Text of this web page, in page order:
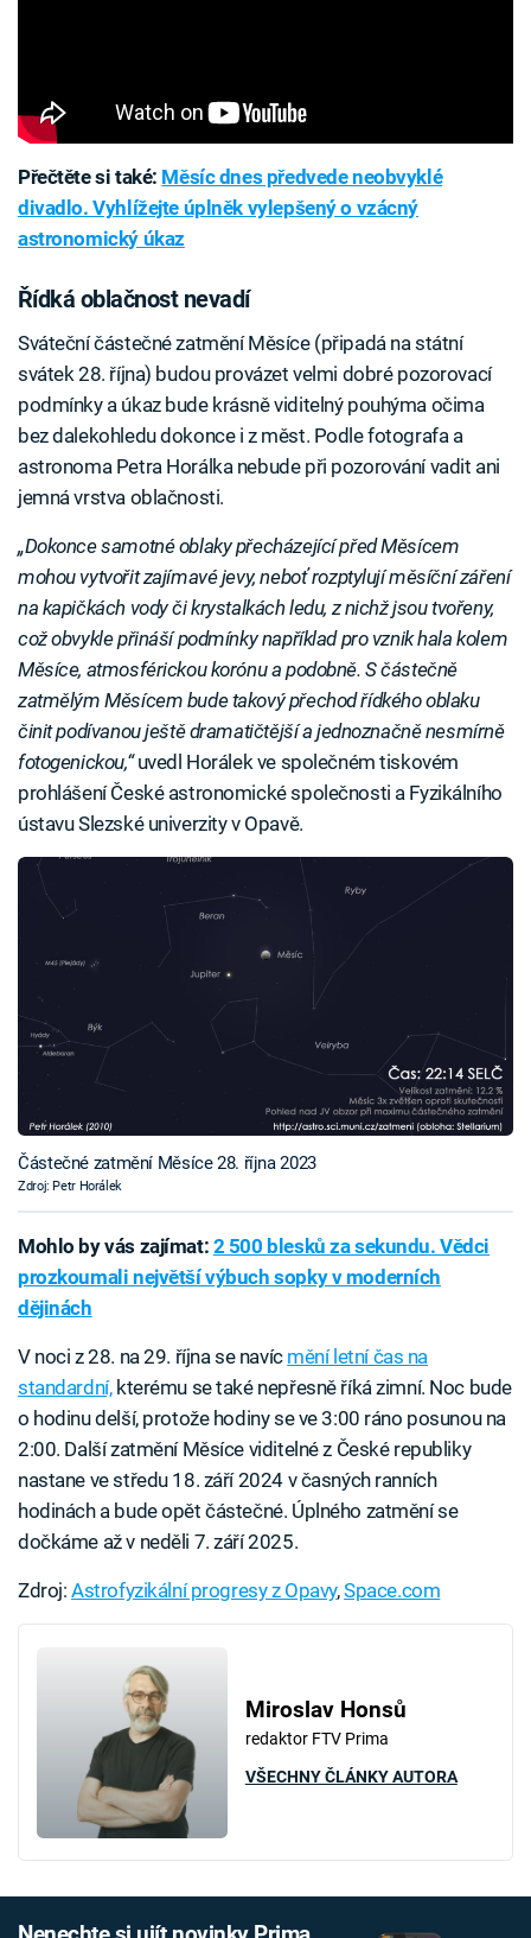
Přečtěte si také: Měsíc dnes předvede neobvyklé
divadlo. Vyhlížejte úplněk vylepšený o vzácný
astronomický úkaz
Řídká oblačnost nevadí
Sváteční částečné zatmění Měsíce (připadá na státní
svátek 28. října) budou provázet velmi dobré pozorovací
podmínky a úkaz bude krásně viditelný pouhýma očima
bez dalekohledu dokonce i z měst. Podle fotografa a
astronoma Petra Horálka nebude při pozorování vadit ani
jemná vrstva oblačnosti.
„Dokonce samotné oblaky přecházející před Měsícem
mohou vytvořit zajímavé jevy, neboť rozptylují měsíční záření
na kapičkách vody či krystalkách ledu, z nichž jsou tvořeny,
což obvykle přináší podmínky například pro vznik hala kolem
Měsíce, atmosférickou korónu a podobně. S částečně
zatmělým Měsícem bude takový přechod řídkého oblaku
činit podívanou ještě dramatičtější a jednoznačně nesmírně
fotogenickou,“uvedl Horálek ve společném tiskovém
prohlášení České astronomické společnosti a Fyzikálního
ústavu Slezské univerzity v Opavě.
Částečné zatmění Měsíce 28. října 2023
Zdroj: Petr Horálek
Mohlo by vás zajímat: 2 500 blesků za sekundu. Vědci
prozkoumali největší výbuch sopky v moderních
dějinách
V noci z 28. na 29. října se navíc mění letní čas na
standardní,kterému se také nepřesně říká zimní. Noc bude
o hodinu delší, protože hodiny se ve 3:00 ráno posunou na
2:00. Další zatmění Měsíce viditelné z České republiky
nastane ve středu 18. září 2024 v časných ranních
hodinách a bude opět částečné. Úplného zatmění se
dočkáme až v neděli 7. září 2025.
Zdroj:Astrofyzikální progresy z Opavy,Space.com
Miroslav Honsů
redaktor FTV Prima
VŠECHNY ČLÁNKY AUTORA